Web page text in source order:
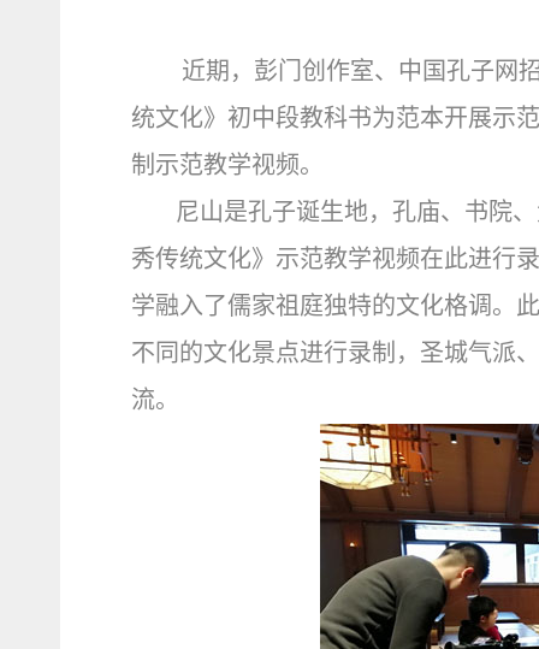
近期，彭门创作室、中国孔子网
统文化》初中段教科书为范本开展
制示范教学视频。
尼山是孔子诞生地，孔庙、书院
秀传统文化》示范教学视频在此进行
学融入了儒家祖庭独特的文化格调。
不同的文化景点进行录制，圣城气派
流。